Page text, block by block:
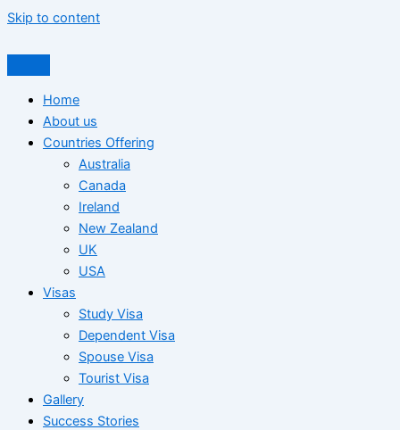
Skip to content
Home
About us
Countries Offering
Australia
Canada
Ireland
New Zealand
UK
USA
Visas
Study Visa
Dependent Visa
Spouse Visa
Tourist Visa
Gallery
Success Stories